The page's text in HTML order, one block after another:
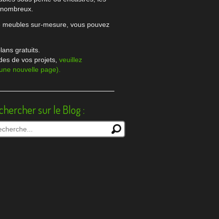
sur-mesure, vous pouvez
gratuits.
de vos projets, veuillez
nouvelle page).
sur le Blog :